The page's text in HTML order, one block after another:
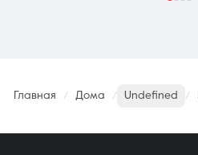
Главная Дома Undefined